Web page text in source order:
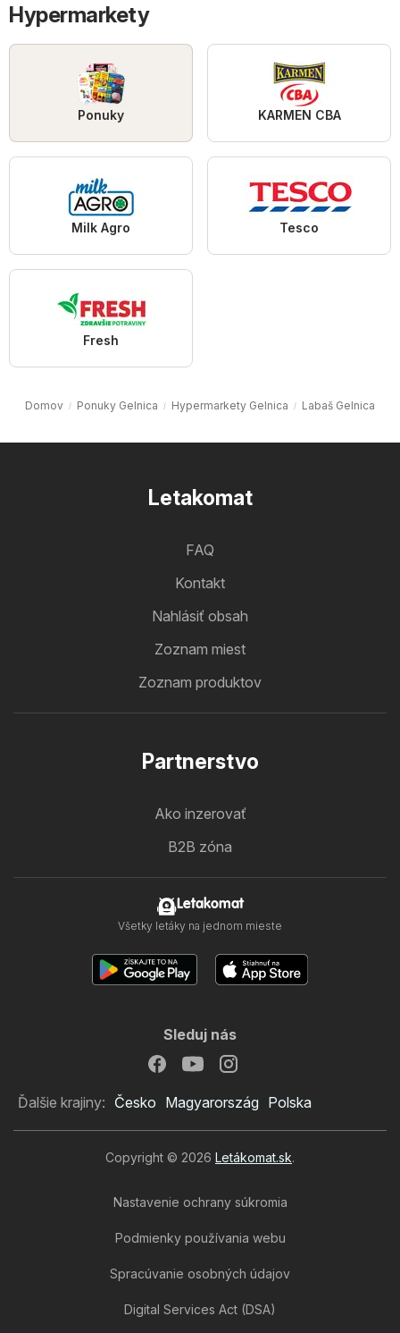
Hypermarkety
Ponuky KARMEN CBA
Milk Agro Tesco
Fresh
Domov Ponuky Gelnica Hypermarkety Gelnica Labaš Gelnica
Letakomat
FAQ
Kontakt
Nahlásiť obsah
Zoznam miest
Zoznam produktov
Partnerstvo
Ako inzerovať
B2B zóna
Letakomat
Všetky letáky na jednom mieste
Sleduj nás
Ďalšie krajiny: Česko Magyarország Polska
Copyright © 2026 Letákomat.sk.
Nastavenie ochrany súkromia
Podmienky používania webu
Spracúvanie osobných údajov
Digital Services Act (DSA)